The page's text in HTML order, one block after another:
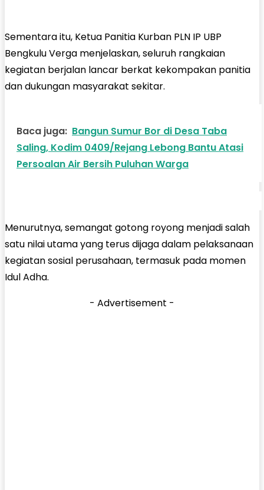
Sementara itu, Ketua Panitia Kurban PLN IP UBP
Bengkulu Verga menjelaskan, seluruh rangkaian
kegiatan berjalan lancar berkat kekompakan panitia
dan dukungan masyarakat sekitar.
Baca juga: Bangun Sumur Bor di Desa Taba
Saling, Kodim 0409/Rejang Lebong Bantu Atasi
Persoalan Air Bersih Puluhan Warga
Menurutnya, semangat gotong royong menjadi salah
satu nilai utama yang terus dijaga dalam pelaksanaan
kegiatan sosial perusahaan, termasuk pada momen
Idul Adha.
- Advertisement -